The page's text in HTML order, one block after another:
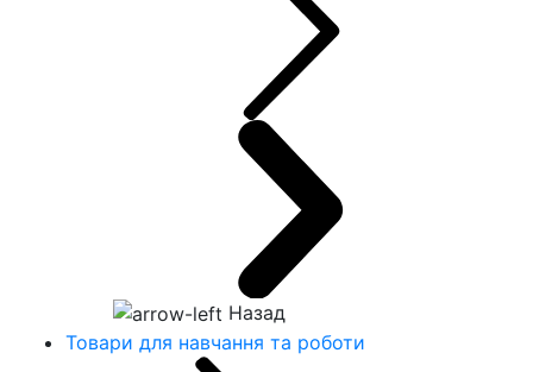
Назад
Товари для навчання та роботи